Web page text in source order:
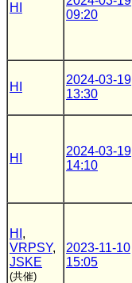
HI
09:20
HI
2024-03-19
13:30
HI
2024-03-19
14:10
HI ,
VRPSY,
JSKE
(共催)
2023-11-10
15:05